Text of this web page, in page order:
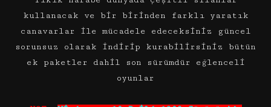
kullanacak ve bir birinden farklı yaratık
canavarlar ile mücadele edeceksiniz güncel
sorunsuz olarak indirip kurabilirsiniz bütün
ek paketler dahil son sürümdür eğlenceli
oyunlar